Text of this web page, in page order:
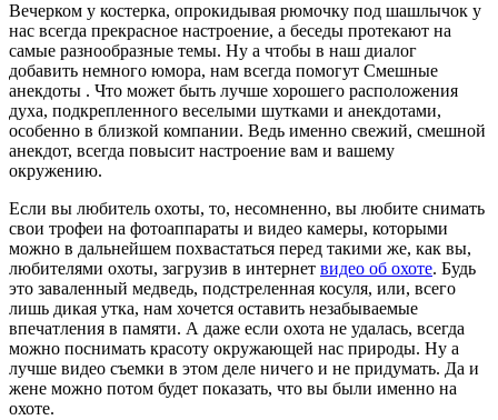
Вечерком у костерка, опрокидывая рюмочку под шашлычок у
нас всегда прекрасное настроение, а беседы протекают на
самые разнообразные темы. Ну а чтобы в наш диалог
добавить немного юмора, нам всегда помогут Смешные
анекдоты . Что может быть лучше хорошего расположения
духа, подкрепленного веселыми шутками и анекдотами,
особенно в близкой компании. Ведь именно свежий, смешной
анекдот, всегда повысит настроение вам и вашему
окружению.
Если вы любитель охоты, то, несомненно, вы любите снимать
свои трофеи на фотоаппараты и видео камеры, которыми
можно в дальнейшем похвастаться перед такими же, как вы,
любителями охоты, загрузив в интернет видео об охоте. Будь
это заваленный медведь, подстреленная косуля, или, всего
лишь дикая утка, нам хочется оставить незабываемые
впечатления в памяти. А даже если охота не удалась, всегда
можно поснимать красоту окружающей нас природы. Ну а
лучше видео съемки в этом деле ничего и не придумать. Да и
жене можно потом будет показать, что вы были именно на
охоте.